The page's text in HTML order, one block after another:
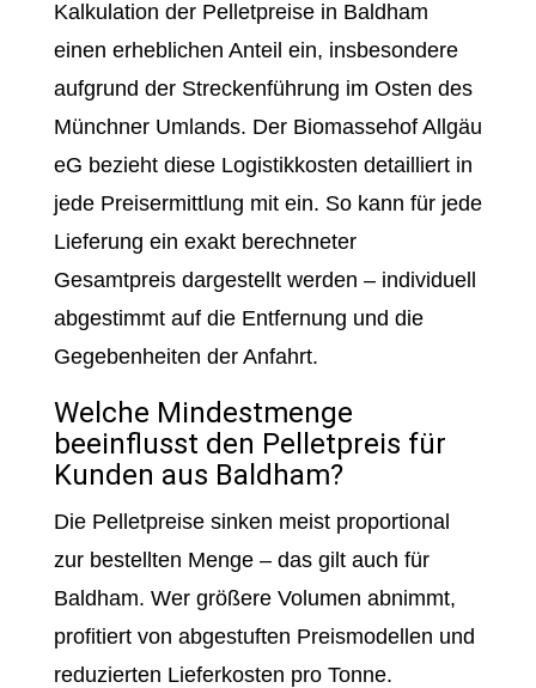
Kalkulation der Pelletpreise in Baldham
einen erheblichen Anteil ein, insbesondere
aufgrund der Streckenführung im Osten des
Münchner Umlands. Der Biomassehof Allgäu
eG bezieht diese Logistikkosten detailliert in
jede Preisermittlung mit ein. So kann für jede
Lieferung ein exakt berechneter
Gesamtpreis dargestellt werden – individuell
abgestimmt auf die Entfernung und die
Gegebenheiten der Anfahrt.
Welche Mindestmenge
beeinflusst den Pelletpreis für
Kunden aus Baldham?
Die Pelletpreise sinken meist proportional
zur bestellten Menge – das gilt auch für
Baldham. Wer größere Volumen abnimmt,
profitiert von abgestuften Preismodellen und
reduzierten Lieferkosten pro Tonne.